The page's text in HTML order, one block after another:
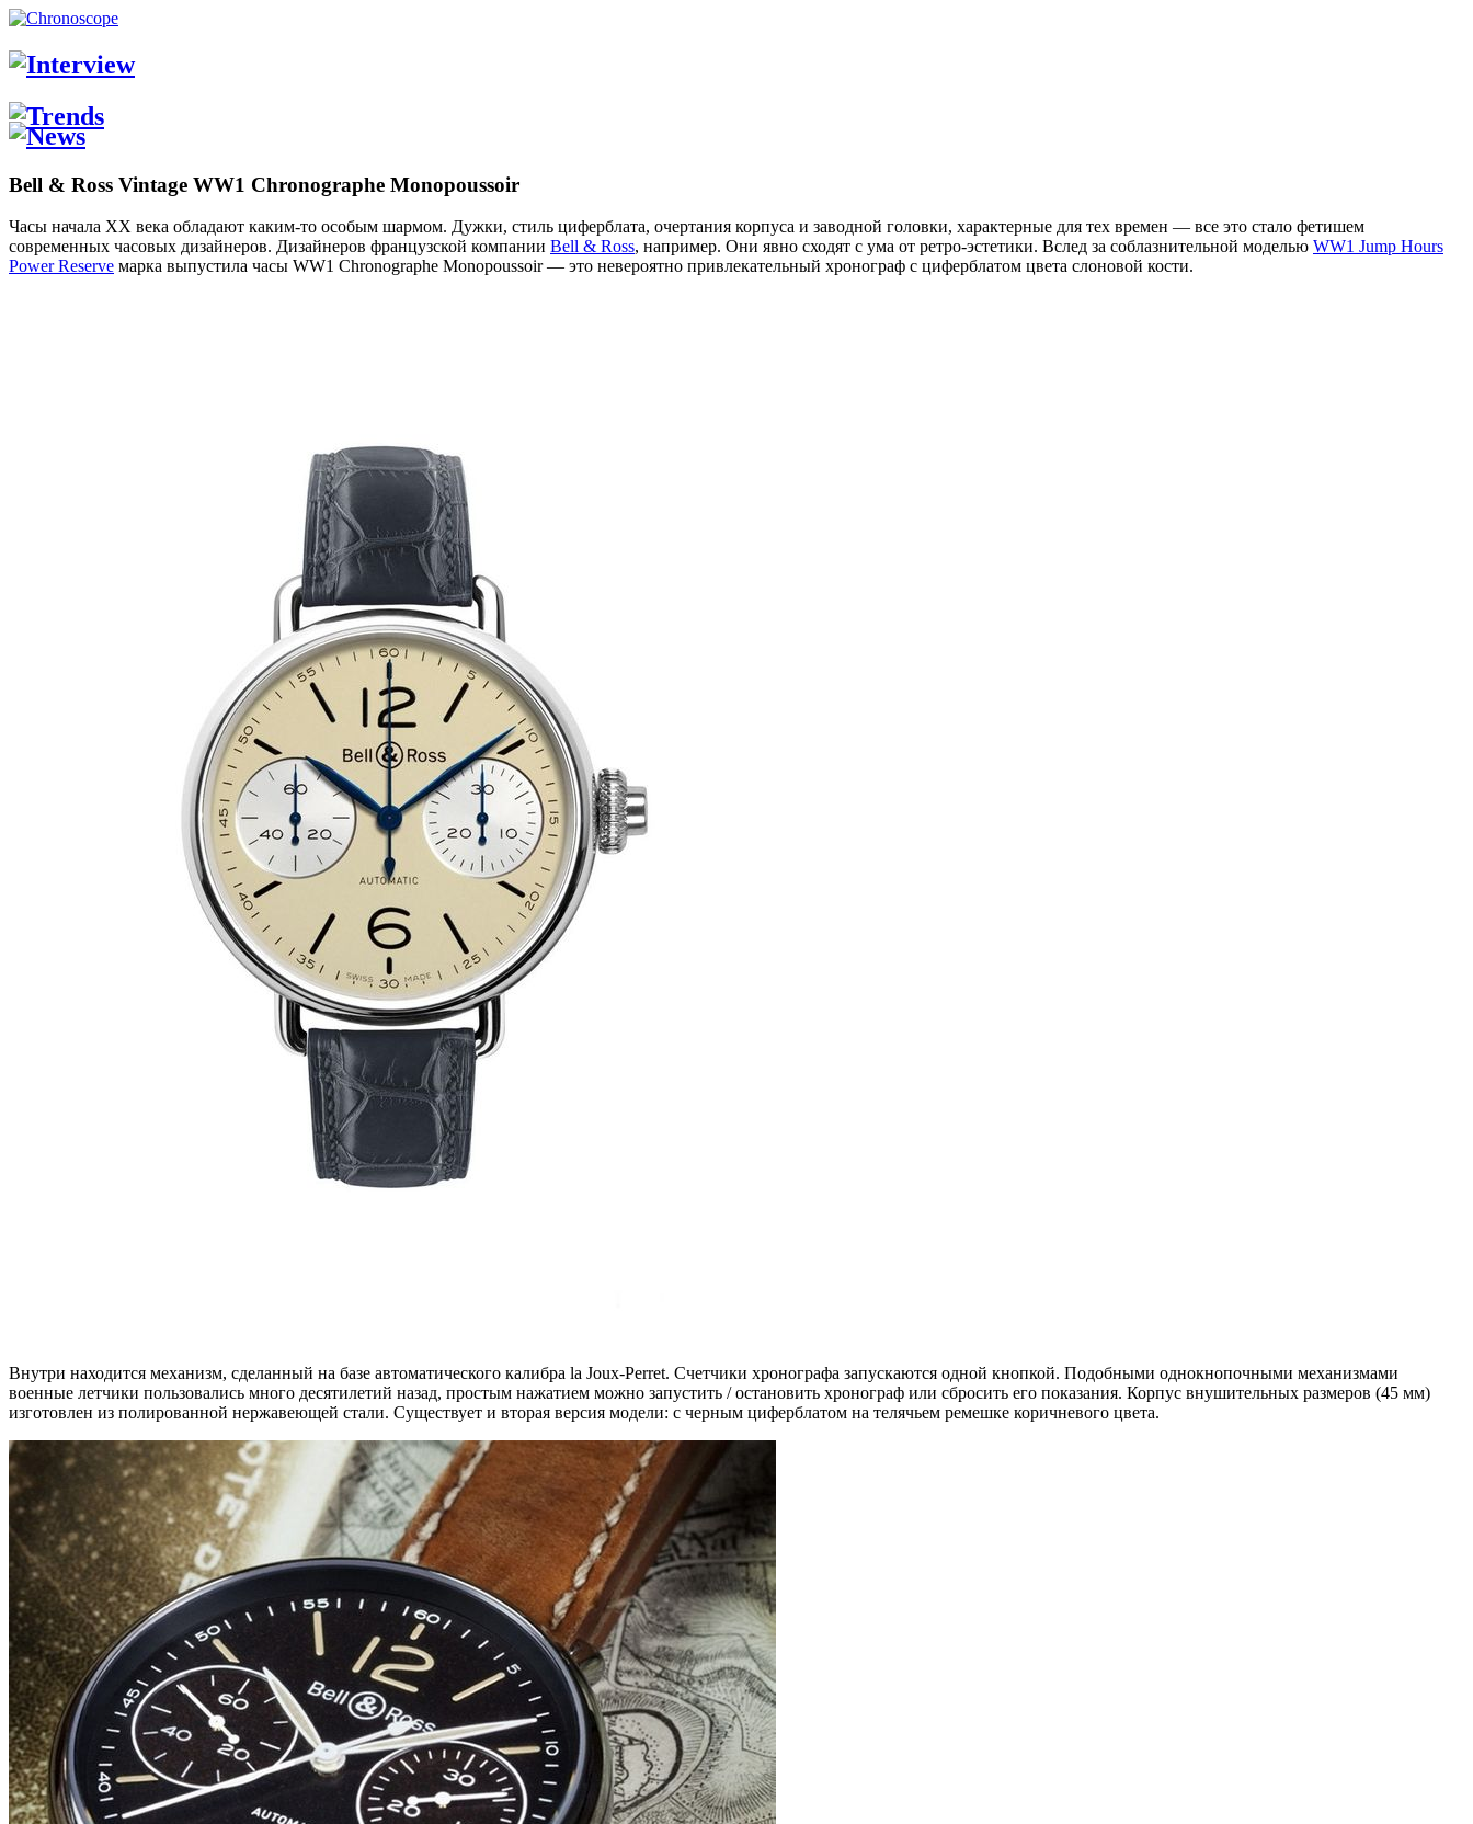
Bell & Ross Vintage WW1 Chronographe Monopoussoir
Часы начала XX века обладают каким-то особым шармом. Дужки, стиль циферблата, очертания корпуса и заводной головки, характерные для тех времен — все это стало фетишем
современных часовых дизайнеров. Дизайнеров французской компании Bell & Ross, например. Они явно сходят с ума от ретро-эстетики. Вслед за соблазнительной моделью WW1 Jump Hours
Power Reserve марка выпустила часы WW1 Chronographe Monopoussoir — это невероятно привлекательный хронограф с циферблатом цвета слоновой кости.
Внутри находится механизм, сделанный на базе автоматического калибра la Joux-Perret. Счетчики хронографа запускаются одной кнопкой. Подобными однокнопочными механизмами
военные летчики пользовались много десятилетий назад, простым нажатием можно запустить / остановить хронограф или сбросить его показания. Корпус внушительных размеров (45 мм)
изготовлен из полированной нержавеющей стали. Существует и вторая версия модели: с черным циферблатом на телячьем ремешке коричневого цвета.